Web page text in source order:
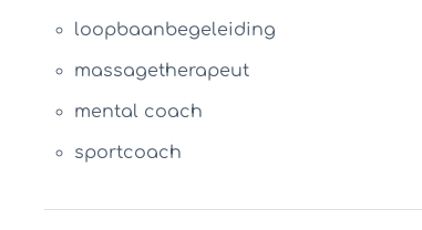
loopbaanbegeleiding
massagetherapeut
mental coach
sportcoach